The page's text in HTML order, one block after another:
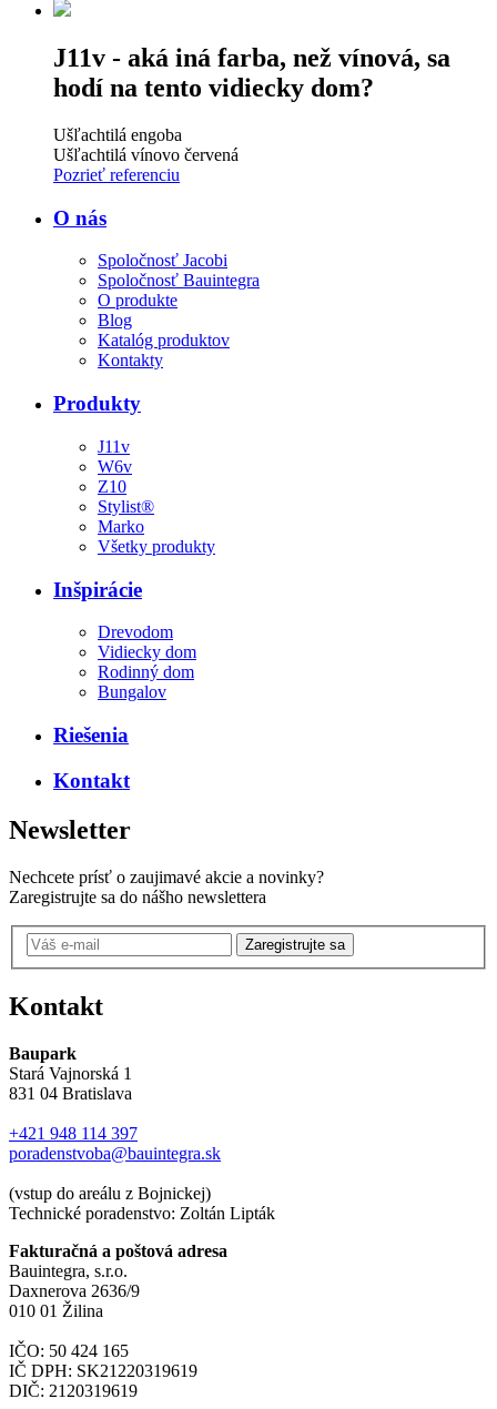
J11v - aká iná farba, než vínová, sa
hodí na tento vidiecky dom?
Ušľachtilá engoba
Ušľachtilá vínovo červená
Pozrieť referenciu
O nás
Spoločnosť Jacobi
Spoločnosť Bauintegra
O produkte
Blog
Katalóg produktov
Kontakty
Produkty
J11v
W6v
Z10
Stylist®
Marko
Všetky produkty
Inšpirácie
Drevodom
Vidiecky dom
Rodinný dom
Bungalov
Riešenia
Kontakt
Newsletter
Nechcete prísť o zaujimavé akcie a novinky?
Zaregistrujte sa do nášho newslettera
Zaregistrujte sa
Kontakt
Baupark
Stará Vajnorská 1
831 04 Bratislava
+421 948 114 397
poradenstvoba@bauintegra.sk
(vstup do areálu z Bojnickej)
Technické poradenstvo: Zoltán Lipták
Fakturačná a poštová adresa
Bauintegra, s.r.o.
Daxnerova 2636/9
010 01 Žilina
IČO: 50 424 165
IČ DPH: SK21220319619
DIČ: 2120319619